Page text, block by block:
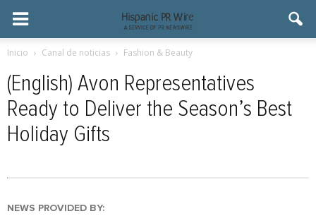
Inicio Canal de noticias Fashion & Beauty
(English) Avon Representatives
Ready to Deliver the Season’s Best
Holiday Gifts
NEWS PROVIDED BY: